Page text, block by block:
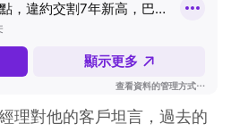
理對他的客戶坦言，過去的